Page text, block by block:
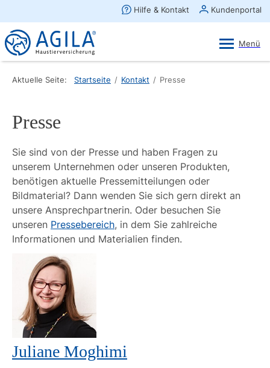
Aktuelle Seite: Startseite / Kontakt / Presse
Presse
Sie sind von der Presse und haben Fragen zu
unserem Unternehmen oder unseren Produkten,
benötigen aktuelle Pressemitteilungen oder
Bildmaterial? Dann wenden Sie sich gern direkt an
unsere Ansprechpartnerin. Oder besuchen Sie
unseren Pressebereich, in dem Sie zahlreiche
Informationen und Materialien finden.
Juliane Moghimi
×
AGILA Kunden-App
Gratis - Im Play Store laden
Ansehen